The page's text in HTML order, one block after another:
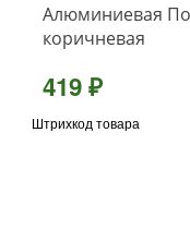
Алюминиевая
коричневая
419 ₽
Штрихкод товара